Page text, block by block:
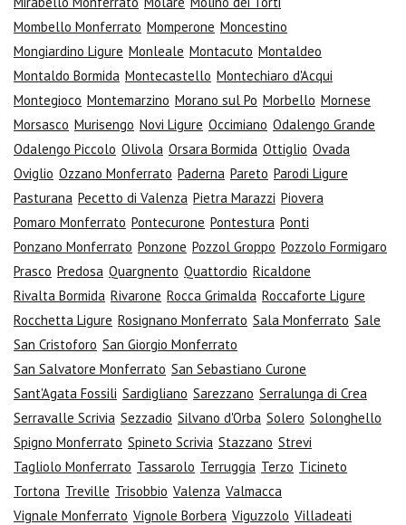
Mombello Monferrato Momperone Moncestino
Mongiardino Ligure Monleale Montacuto Montaldeo
Montaldo Bormida Montecastello Montechiaro d'Acqui
Montegioco Montemarzino Morano sul Po Morbello Mornese
Morsasco Murisengo Novi Ligure Occimiano Odalengo Grande
Odalengo Piccolo Olivola Orsara Bormida Ottiglio Ovada
Oviglio Ozzano Monferrato Paderna Pareto Parodi Ligure
Pasturana Pecetto di Valenza Pietra Marazzi Piovera
Pomaro Monferrato Pontecurone Pontestura Ponti
Ponzano Monferrato Ponzone Pozzol Groppo Pozzolo Formigaro
Prasco Predosa Quargnento Quattordio Ricaldone
Rivalta Bormida Rivarone Rocca Grimalda Roccaforte Ligure
Rocchetta Ligure Rosignano Monferrato Sala Monferrato Sale
San Cristoforo San Giorgio Monferrato
San Salvatore Monferrato San Sebastiano Curone
Sant'Agata Fossili Sardigliano Sarezzano Serralunga di Crea
Serravalle Scrivia Sezzadio Silvano d'Orba Solero Solonghello
Spigno Monferrato Spineto Scrivia Stazzano Strevi
Tagliolo Monferrato Tassarolo Terruggia Terzo Ticineto
Tortona Treville Trisobbio Valenza Valmacca
Vignale Monferrato Vignole Borbera Viguzzolo Villadeati